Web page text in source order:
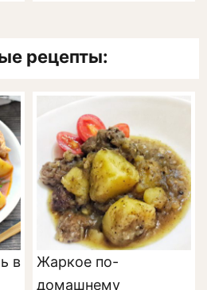
рецепты:
в
Жаркое по-
домашнему